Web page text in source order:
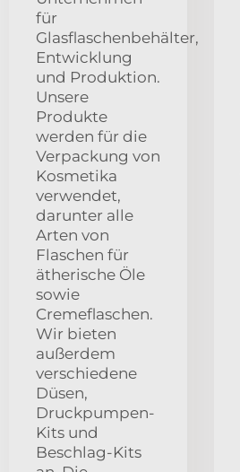
für
Glasflaschenbehälter,
Entwicklung
und Produktion.
Unsere
Produkte
werden für die
Verpackung von
Kosmetika
verwendet,
darunter alle
Arten von
Flaschen für
ätherische Öle
sowie
Cremeflaschen.
Wir bieten
außerdem
verschiedene
Düsen,
Druckpumpen-
Kits und
Beschlag-Kits